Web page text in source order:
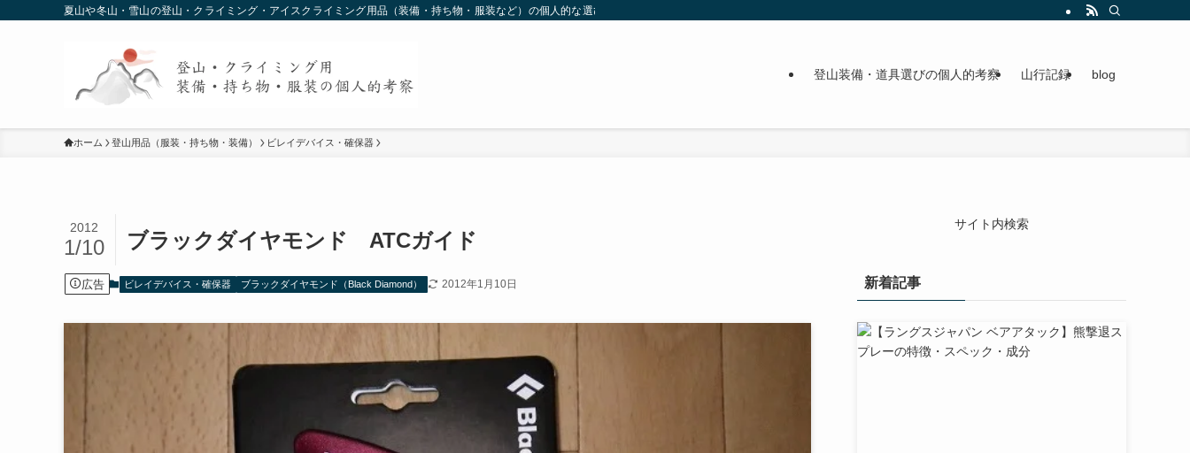
夏山や冬山・雪山の登山・クライミング・アイスクライミング用品（装備・持ち物・服装など）の個人的な選び方について掲載しています(^^)皆様の登山装備選びの参考になれば幸いです。
登山装備・道具選びの個人的考察 山行記録 blog
ホーム 登山用品（服装・持ち物・装備） ビレイデバイス・確保器
ブラックダイヤモンド ATCガイド
2012
1/10
広告 ビレイデバイス・確保器 ブラックダイヤモンド（Black Diamond） 2012年1月10日
サイト内検索
新着記事